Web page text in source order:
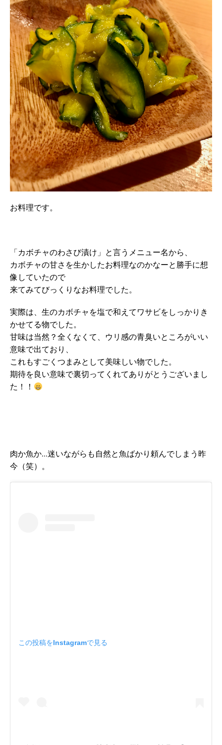
お料理です。
「カボチャのわさび漬け」と言うメニュー名から、
カボチャの甘さを生かしたお料理なのかなーと勝手に想
像していたので
来てみてびっくりなお料理でした。
実際は、生のカボチャを塩で和えてワサビをしっかりき
かせてる物でした。
甘味は当然？全くなくて、ウリ感の青臭いところがいい
意味で出ており、
これもすごくつまみとして美味しい物でした。
期待を良い意味で裏切ってくれてありがとうございまし
た！！
肉か魚か…迷いながらも自然と魚ばかり頼んでしまう昨
今（笑）。
この投稿をInstagramで見る